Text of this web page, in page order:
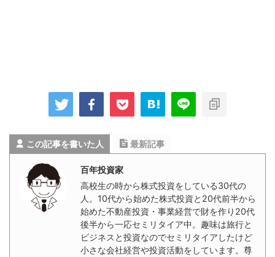
この記事を書いた人 最新記事
百年投資家
高校生の時から株式投資をしている30代の
人。10代から始めた株式投資と20代前半から
始めた不動産投資・事業経営で財を作り20代
後半から一応セミリタイア中。趣味は旅行と
ビジネスと投資なのでセミリタイアしたけど
小さな会社経営や投資活動をしています。尊